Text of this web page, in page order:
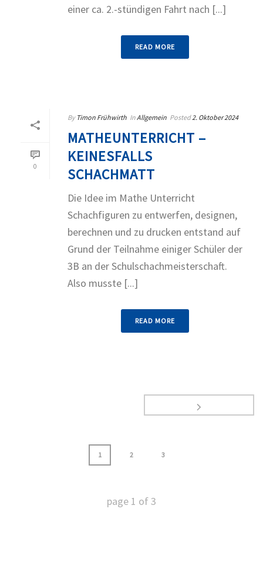
einer ca. 2.-stündigen Fahrt nach [...]
READ MORE
0
By Timon Frühwirth InAllgemein Posted2. Oktober 2024
MATHEUNTERRICHT –
KEINESFALLS
SCHACHMATT
Die Idee im Mathe Unterricht
Schachfiguren zu entwerfen, designen,
berechnen und zu drucken entstand auf
Grund der Teilnahme einiger Schüler der
3B an der Schulschachmeisterschaft.
Also musste [...]
READ MORE
1 2 3
page 1 of3